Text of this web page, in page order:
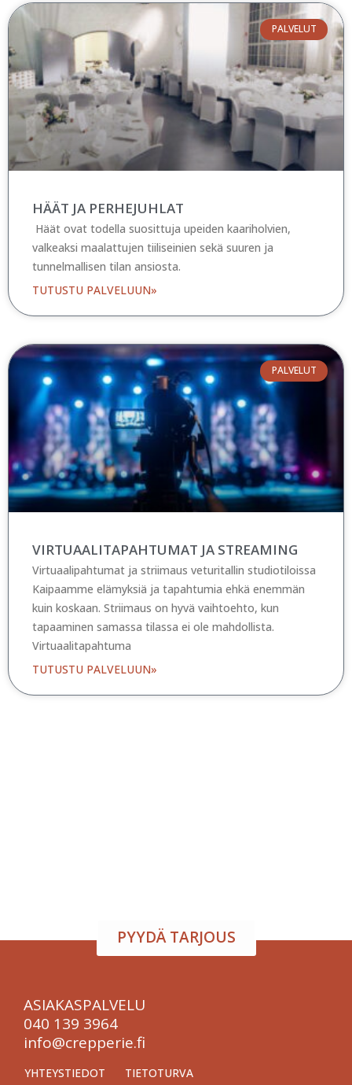
PALVELUT
HÄÄT JA PERHEJUHLAT
Häät ovat todella suosittuja upeiden kaariholvien,
valkeaksi maalattujen tiiliseinien sekä suuren ja
tunnelmallisen tilan ansiosta.
TUTUSTU PALVELUUN»
PALVELUT
VIRTUAALITAPAHTUMAT JA STREAMING
Virtuaalipahtumat ja striimaus veturitallin studiotiloissa
Kaipaamme elämyksiä ja tapahtumia ehkä enemmän
kuin koskaan. Striimaus on hyvä vaihtoehto, kun
tapaaminen samassa tilassa ei ole mahdollista.
Virtuaalitapahtuma
TUTUSTU PALVELUUN»
PYYDÄ TARJOUS
ASIAKASPALVELU
040 139 3964
info@crepperie.fi
YHTEYSTIEDOT
TIETOTURVA